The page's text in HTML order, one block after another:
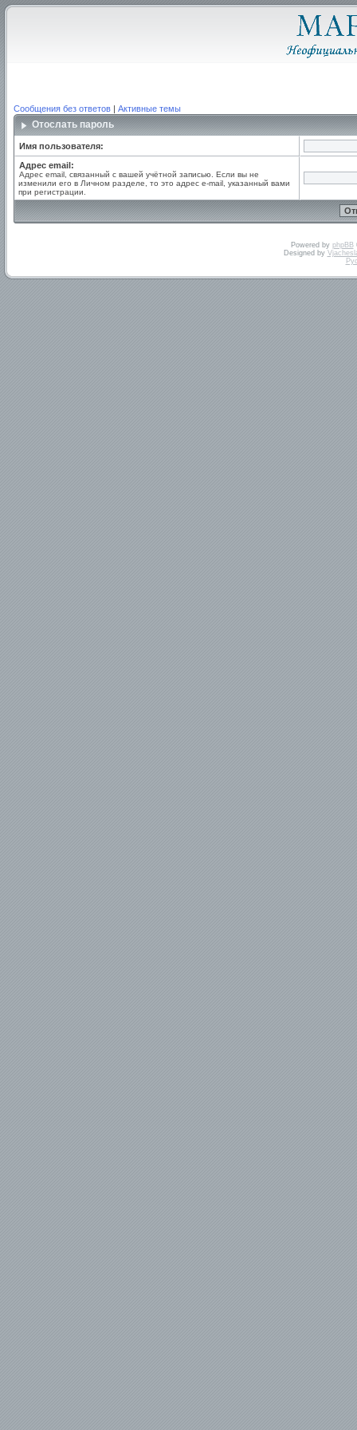
Сообщения без ответов | Активные темы
Отослать пароль
Имя пользователя:
Адрес email:
Адрес email, связанный с вашей учётной записью. Если вы не
изменили его в Личном разделе, то это адрес e-mail, указанный вами
при регистрации.
Powered by phpBB
Designed by